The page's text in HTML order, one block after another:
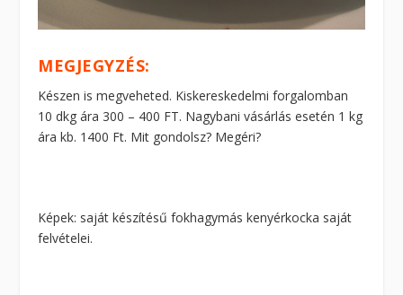
MEGJEGYZÉS:
Készen is megveheted. Kiskereskedelmi forgalomban
10 dkg ára 300 – 400 FT. Nagybani vásárlás esetén 1 kg
ára kb. 1400 Ft. Mit gondolsz? Megéri?
Képek: saját készítésű fokhagymás kenyérkocka saját
felvételei.